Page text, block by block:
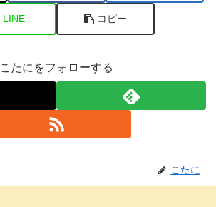
LINE コピー
こたにをフォローする
こたに